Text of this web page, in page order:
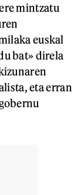
mintzatu
euskal
bat» direla
eta erran